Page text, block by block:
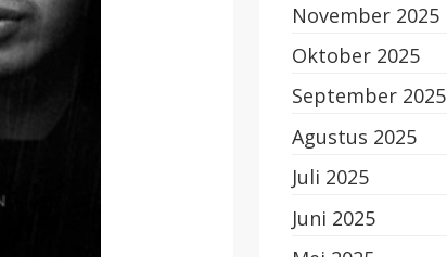
November 2025
Oktober 2025
September 2025
Agustus 2025
Juli 2025
Juni 2025